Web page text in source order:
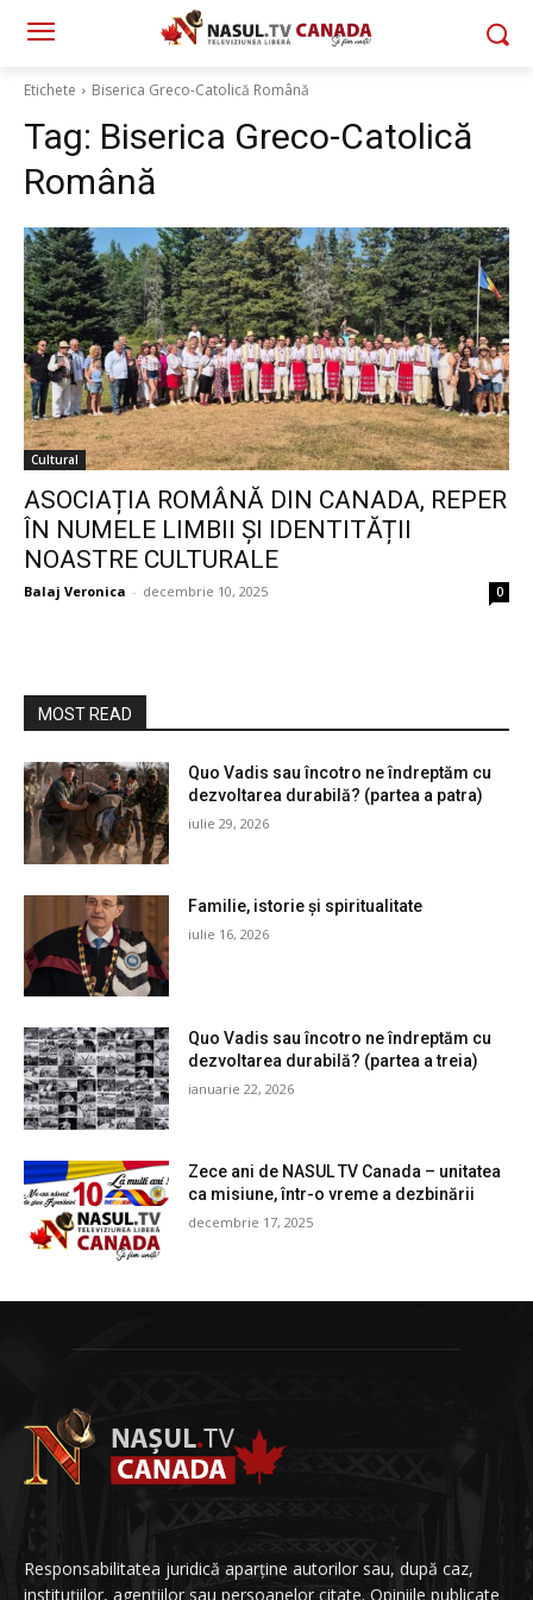
Etichete Biserica Greco-Catolică Română
Tag: Biserica Greco-Catolică
Română
Cultural
ASOCIAȚIA ROMÂNĂ DIN CANADA, REPER
ÎN NUMELE LIMBII ȘI IDENTITĂȚII
NOASTRE CULTURALE
Balaj Veronica - decembrie 10, 2025 0
MOST READ
Quo Vadis sau încotro ne îndreptăm cu
dezvoltarea durabilă? (partea a patra)
iulie 29, 2026
Familie, istorie și spiritualitate
iulie 16, 2026
Quo Vadis sau încotro ne îndreptăm cu
dezvoltarea durabilă? (partea a treia)
ianuarie 22, 2026
Zece ani de NASUL TV Canada – unitatea
ca misiune, într-o vreme a dezbinării
decembrie 17, 2025
Responsabilitatea juridică aparține autorilor sau, după caz,
instituțiilor, agențiilor sau persoanelor citate. Opiniile publicate